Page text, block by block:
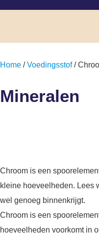
Home /Voedingsstof/
Mineralen
Chroom is een
kleine hoeveelheden. Lees
wel genoeg binnenkrijgt.
Chroom is een
hoeveelheden voorkomt in